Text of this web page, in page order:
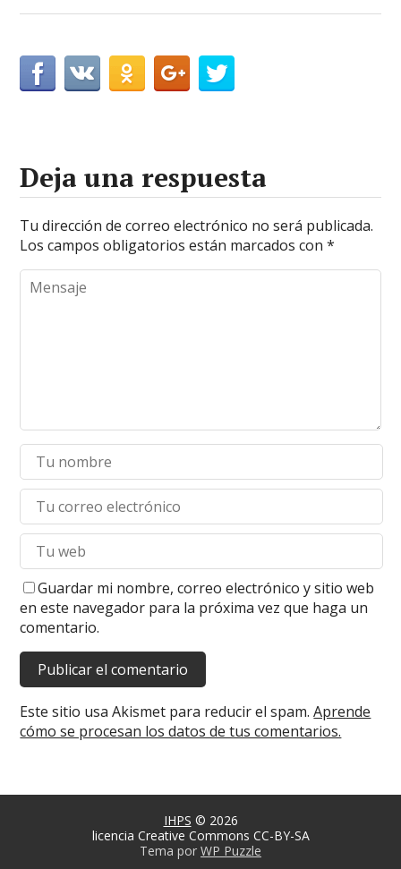
Deja una respuesta
Tu dirección de correo electrónico no será publicada.
Los campos obligatorios están marcados con*
Guardar mi nombre, correo electrónico y sitio web
en este navegador para la próxima vez que haga un
comentario.
Este sitio usa Akismet para reducir el spam.Aprende
cómo se procesan los datos de tus comentarios.
IHPS © 2026
licencia Creative Commons CC-BY-SA
Tema por WP Puzzle